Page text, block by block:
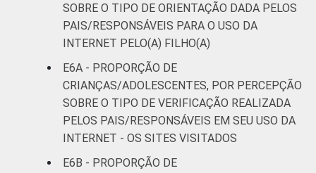
Mais de 2
SM até 3 SM
57
Mais de 3
SM
CLASSE
SOCIAL
AB 63
SOBRE O TIPO DE ORIENTAÇÃO DADA PELOS
PAIS/RESPONSÁVEIS PARA O USO DA
INTERNET PELO(A) FILHO(A)
E6A - PROPORÇÃO DE
CRIANÇAS/ADOLESCENTES, POR PERCEPÇÃO
SOBRE O TIPO DE VERIFICAÇÃO REALIZADA
PELOS PAIS/RESPONSÁVEIS EM SEU USO DA
INTERNET - OS SITES VISITADOS
E6B - PROPORÇÃO DE